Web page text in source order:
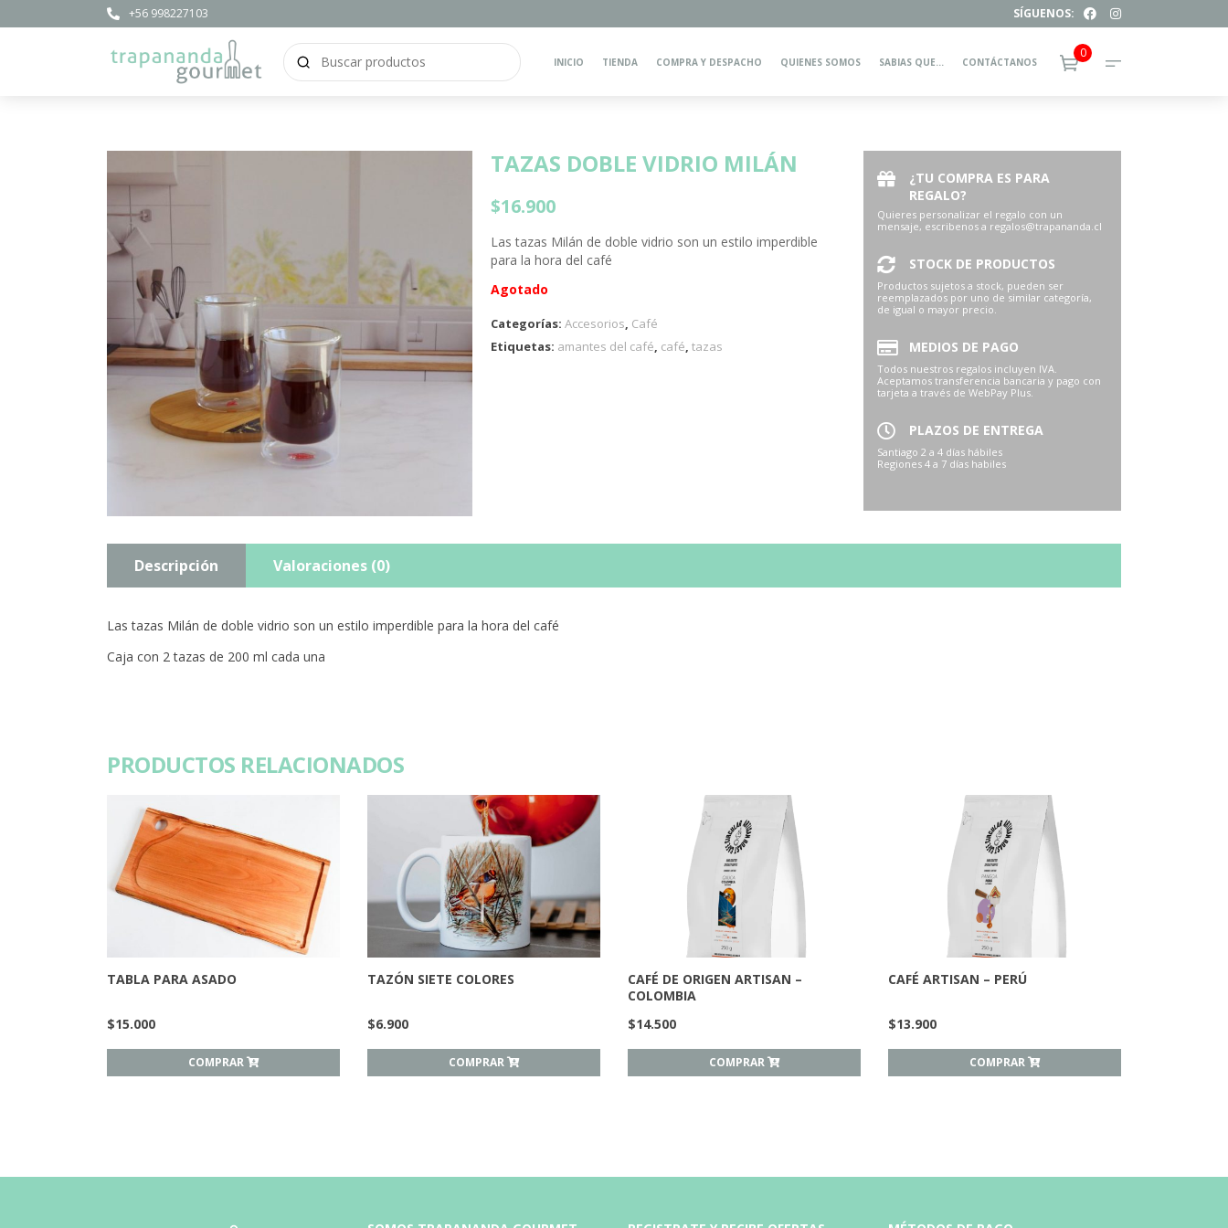
+56 998227103 SÍGUENOS:
INICIO TIENDA COMPRA Y DESPACHO QUIENES SOMOS SABIAS QUE… CONTÁCTANOS
0
TAZAS DOBLE VIDRIO MILÁN
$16.900
Las tazas Milán de doble vidrio son un estilo imperdible
para la hora del café
Agotado
Categorías: Accesorios, Café
Etiquetas: amantes del café, café, tazas
¿TU COMPRA ES PARA
REGALO?
Quieres personalizar el regalo con un
mensaje, escribenos a regalos@trapananda.cl
STOCK DE PRODUCTOS
Productos sujetos a stock, pueden ser
reemplazados por uno de similar categoría,
de igual o mayor precio.
MEDIOS DE PAGO
Todos nuestros regalos incluyen IVA.
Aceptamos transferencia bancaria y pago con
tarjeta a través de WebPay Plus.
PLAZOS DE ENTREGA
Santiago 2 a 4 días hábiles
Regiones 4 a 7 días habiles
Descripción Valoraciones (0)
Las tazas Milán de doble vidrio son un estilo imperdible para la hora del café
Caja con 2 tazas de 200 ml cada una
PRODUCTOS RELACIONADOS
TABLA PARA ASADO
$15.000
COMPRAR
TAZÓN SIETE COLORES
$6.900
COMPRAR
CAFÉ DE ORIGEN ARTISAN –
COLOMBIA
$14.500
COMPRAR
CAFÉ ARTISAN – PERÚ
$13.900
COMPRAR